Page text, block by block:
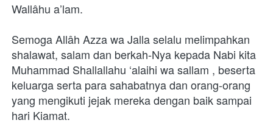
Wallâhu a’lam.
Semoga Allâh Azza wa Jalla selalu melimpahkan
shalawat, salam dan berkah-Nya kepada Nabi kita
Muhammad Shallallahu ‘alaihi wa sallam , beserta
keluarga serta para sahabatnya dan orang-orang
yang mengikuti jejak mereka dengan baik sampai
hari Kiamat.